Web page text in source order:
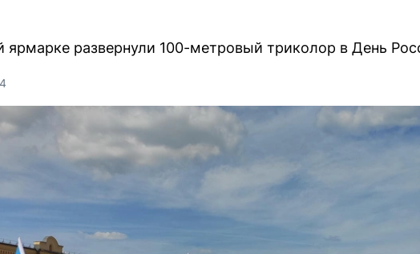
ярмарке развернули 100-метровый триколор в День
4